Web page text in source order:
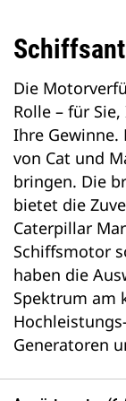
Die
Rolle – für
Ihre Gewinne.
von Cat und
bringen. Die
bietet die
Caterpillar
Schiffsmotor
haben die
Spektrum am
Generatoren